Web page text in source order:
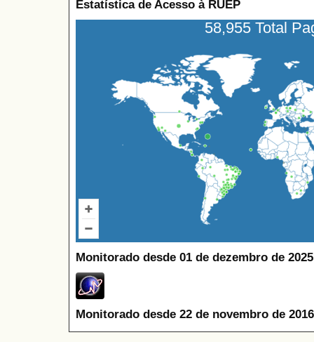
Estatística de Acesso à RUEP
58,955 Total
Monitorado desde 01 de dezembro de
Monitorado desde 22 de novembro de